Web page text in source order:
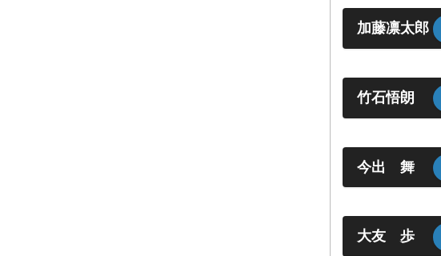
加藤凛太郎
竹石悟朗
今出 舞
大友 歩